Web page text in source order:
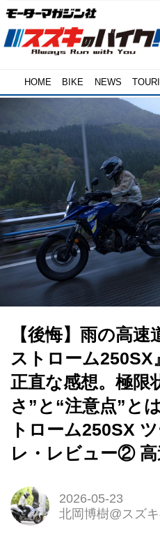
HOME BIKE NEWS
【後悔】雨の高
ストローム250SX
正直な感想。極限
さ”と“注意点”と
トローム250SX
レ・レビュー② 高
2026-05-23
北岡博樹@スズキ